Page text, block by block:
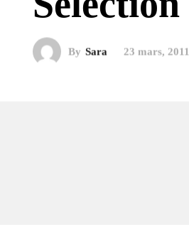
By Sara 23 mars, 2011